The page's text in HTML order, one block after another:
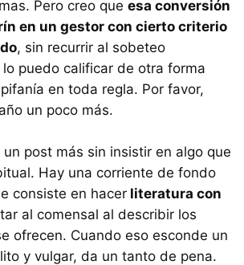
Pero creo que esa conversión
en un gestor con cierto criterio
, sin recurrir al sobeteo
puedo calificar de otra forma
en toda regla. Por favor,
un poco más.
post más sin insistir en algo que
Hay una corriente de fondo
consiste en hacer literatura con
al comensal al describir los
ofrecen. Cuando eso esconde un
y vulgar, da un tanto de pena.